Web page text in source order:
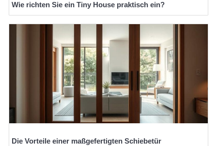
Wie richten Sie ein Tiny House praktisch ein?
Die Vorteile einer maßgefertigten Schiebetür